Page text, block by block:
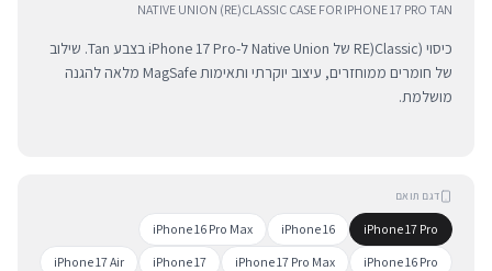
NATIVE UNION (RE)CLASSIC CASE FOR IPHONE 17 PRO TAN
כיסוי (RE)Classic של Native Union ל-iPhone 17 Pro בצבע Tan. שילוב
של חומרים ממוחזרים, עיצוב יוקרתי ותאימות MagSafe מלאה להגנה
מושלמת.
דגם תואם
iPhone 17 Pro
iPhone 16
iPhone 16 Pro Max
iPhone 16 Pro
iPhone 17 Pro Max
iPhone 17
iPhone 17 Air